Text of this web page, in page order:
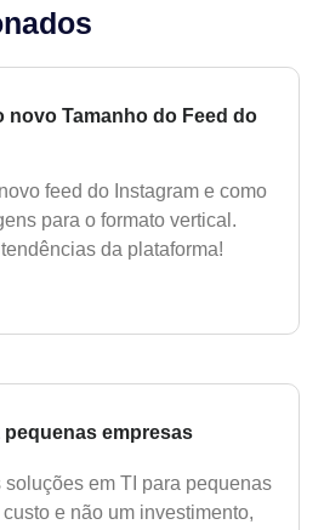
novo Tamanho do Feed do
feed do Instagram e como
para o formato vertical.
da plataforma!
empresas
em TI para pequenas
e não um investimento,